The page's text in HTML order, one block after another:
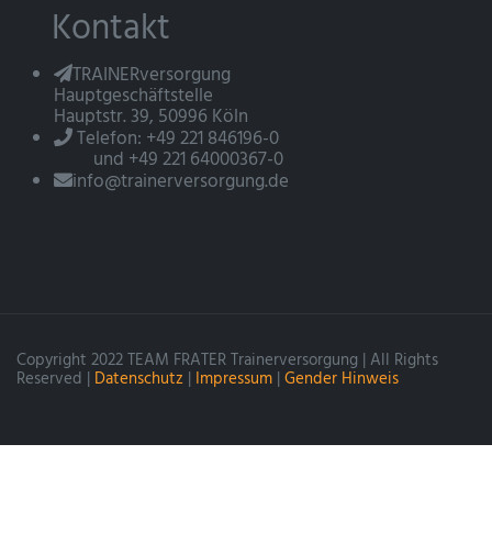
Kontakt
TRAINERversorgung
Hauptgeschäftstelle
Hauptstr. 39, 50996 Köln
Telefon: +49 221 846196-0
und +49 221 64000367-0
info@trainerversorgung.de
Copyright 2022 TEAM FRATER Trainerversorgung | All Rights
Reserved | Datenschutz | Impressum | Gender Hinweis